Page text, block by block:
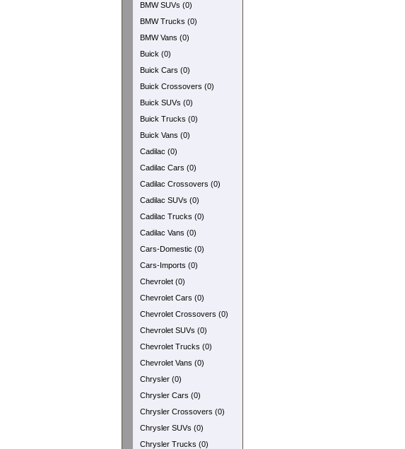
BMW SUVs (0)
BMW Trucks (0)
BMW Vans (0)
Buick (0)
Buick Cars (0)
Buick Crossovers (0)
Buick SUVs (0)
Buick Trucks (0)
Buick Vans (0)
Cadilac (0)
Cadilac Cars (0)
Cadilac Crossovers (0)
Cadilac SUVs (0)
Cadilac Trucks (0)
Cadilac Vans (0)
Cars-Domestic (0)
Cars-Imports (0)
Chevrolet (0)
Chevrolet Cars (0)
Chevrolet Crossovers (0)
Chevrolet SUVs (0)
Chevrolet Trucks (0)
Chevrolet Vans (0)
Chrysler (0)
Chrysler Cars (0)
Chrysler Crossovers (0)
Chrysler SUVs (0)
Chrysler Trucks (0)